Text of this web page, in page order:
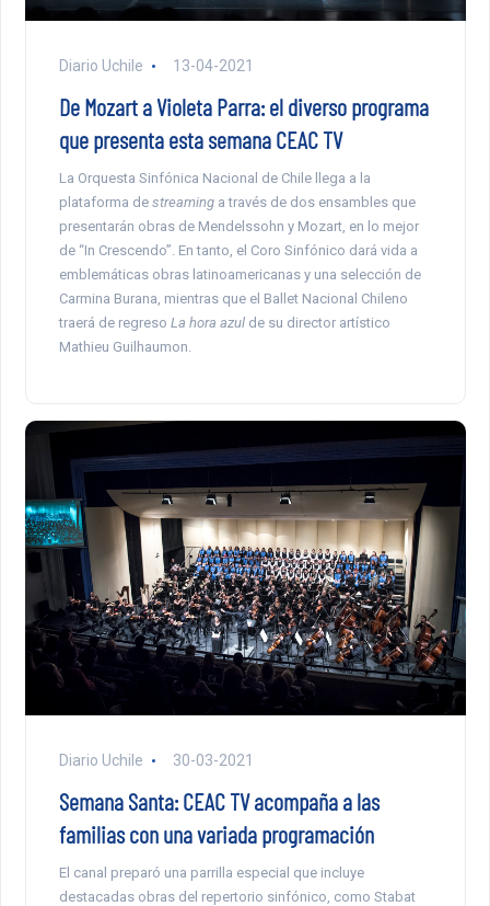
Diario Uchile 13-04-2021
De Mozart a Violeta Parra: el diverso programa
que presenta esta semana CEAC TV
La Orquesta Sinfónica Nacional de Chile llega a la
plataforma de streaminga través de dos ensambles que
presentarán obras de Mendelssohn y Mozart, en lo mejor
de “In Crescendo”. En tanto, el Coro Sinfónico dará vida a
emblemáticas obras latinoamericanas y una selección de
Carmina Burana, mientras que el Ballet Nacional Chileno
traerá de regreso La hora azulde su director artístico
Mathieu Guilhaumon.
Diario Uchile 30-03-2021
Semana Santa: CEAC TV acompaña a las
familias con una variada programación
El canal preparó una parrilla especial que incluye
destacadas obras del repertorio sinfónico, como Stabat